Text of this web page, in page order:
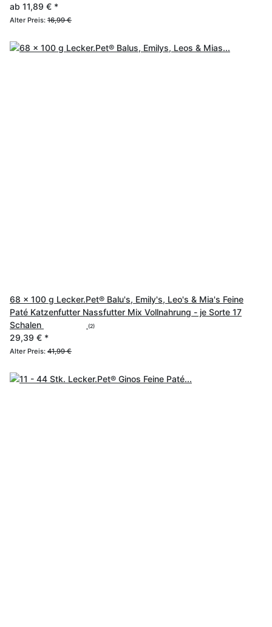
ab 11,89 € *
Alter Preis: 16,99 €
68 x 100 g Lecker.Pet® Balu's, Emily's, Leo's & Mia's Feine
Paté Katzenfutter Nassfutter Mix Vollnahrung - je Sorte 17
Schalen
(2)
29,39 € *
Alter Preis: 41,99 €